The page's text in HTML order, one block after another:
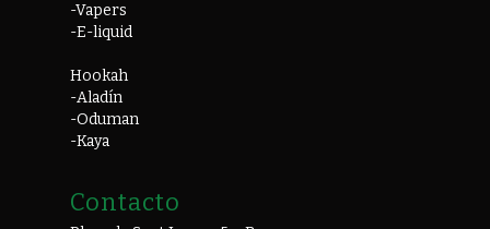
-Vapers
-E-liquid
Hookah
-Aladín
-Oduman
-Kaya
Contacto